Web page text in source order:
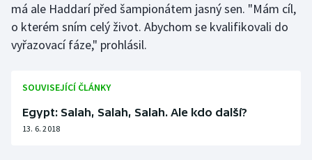
Veslování
Vodní slalom
Volejbal
Ostatní
má ale Haddarí před šampionátem jasný sen. "Mám cíl,
o kterém sním celý život. Abychom se kvalifikovali do
vyřazovací fáze," prohlásil.
SOUVISEJÍCÍ ČLÁNKY
Egypt: Salah, Salah, Salah. Ale kdo další?
13. 6. 2018